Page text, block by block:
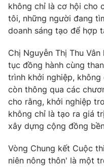
không chỉ là cơ hội cho
tôi, những người đang
doanh sáng tạo để hợp
Chị Nguyễn Thị Thu
tục đồng hành cùng
trình khởi nghiệp,
còn thông qua các
cho rằng, khởi nghiệp
không chỉ là tạo ra giá
xây dựng cộng đồng
Vòng Chung kết Cuộc
niên nông thôn' là một